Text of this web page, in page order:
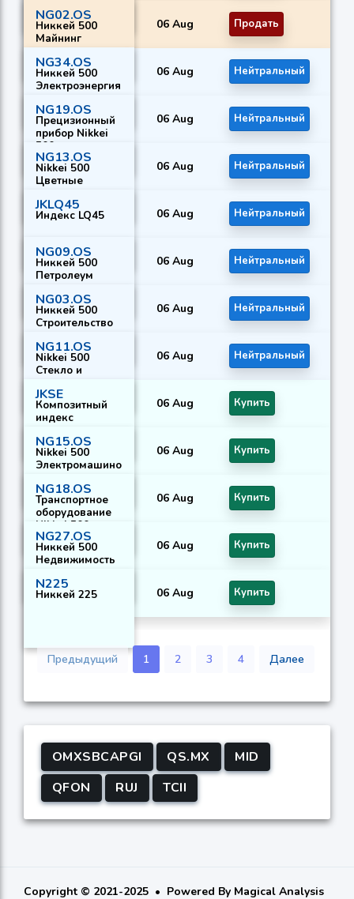
NG02.OS
Никкей 500
Майнинг
06 Aug Продать
NG34.OS
Никкей 500
Электроэнергия
06 Aug Нейтральный
NG19.OS
Прецизионный
прибор Nikkei
500
06 Aug Нейтральный
NG13.OS
Nikkei 500
Цветные
06 Aug Нейтральный
JKLQ45
Индекс LQ45 06 Aug Нейтральный
NG09.OS
Никкей 500
Петролеум
06 Aug Нейтральный
NG03.OS
Никкей 500
Строительство
06 Aug Нейтральный
NG11.OS
Nikkei 500
Стекло и
06 Aug Нейтральный
JKSE
Композитный
индекс
06 Aug Купить
NG15.OS
Nikkei 500
Электромашино
06 Aug Купить
NG18.OS
Транспортное
оборудование
Nikkei 500
06 Aug Купить
NG27.OS
Никкей 500
Недвижимость
06 Aug Купить
N225
Никкей 225 06 Aug Купить
Предыдущий 1 2 3 4 Далее
OMXSBCAPGI QS.MX
MID
QFON
RUJ TCII
Copyright © 2021-2025 Powered By Magical Analysis